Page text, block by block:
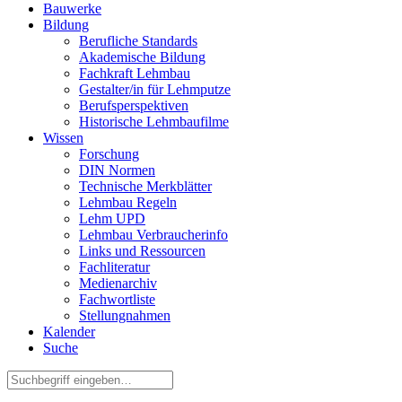
Bauwerke
Bildung
Berufliche Standards
Akademische Bildung
Fachkraft Lehmbau
Gestalter/in für Lehmputze
Berufsperspektiven
Historische Lehmbaufilme
Wissen
Forschung
DIN Normen
Technische Merkblätter
Lehmbau Regeln
Lehm UPD
Lehmbau Verbraucherinfo
Links und Ressourcen
Fachliteratur
Medienarchiv
Fachwortliste
Stellungnahmen
Kalender
Suche